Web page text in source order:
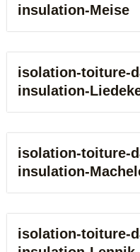
insulation-Meise
isolation-toiture-
insulation-
isolation-toiture-
insulation-
isolation-toiture-